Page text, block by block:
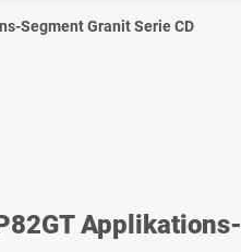
Segment Granit Serie CD